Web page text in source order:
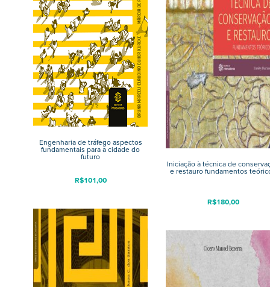
Engenharia de tráfego aspectos
fundamentais para a cidade do
futuro
R$101,00
Iniciação à técnica de
e restauro fundamentos
R$180,00